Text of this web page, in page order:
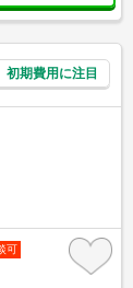
初期費用に注目
可